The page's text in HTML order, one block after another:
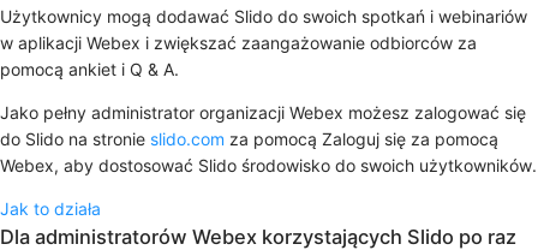
Użytkownicy mogą dodawać Slido do swoich spotkań i webinariów
w aplikacji Webex i zwiększać zaangażowanie odbiorców za
pomocą ankiet i Q & A.
Jako pełny administrator organizacji Webex możesz zalogować się
do Slido na stronie slido.com za pomocą Zaloguj się za pomocą
Webex, aby dostosować Slido środowisko do swoich użytkowników.
Jak to działa
Dla administratorów Webex korzystających Slido po raz